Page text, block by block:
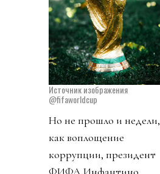
Источник изображения
@fifaworldcup
Но не прошло и недели,
как воплощение
коррупции, президент